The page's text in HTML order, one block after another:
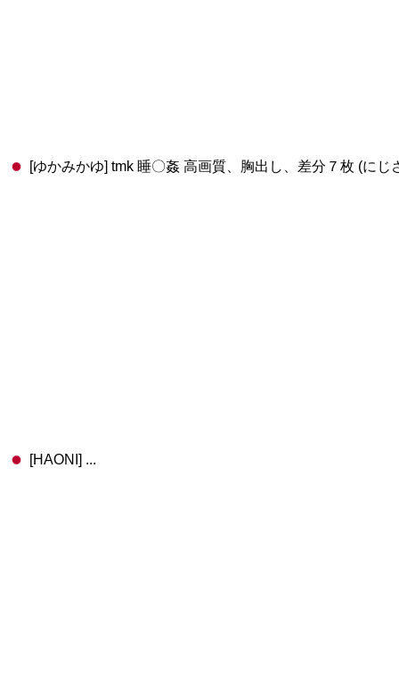
[ゆかみかゆ] tmk 睡〇姦 高画質、胸出し、差分７枚 (にじ
[HAONI] ...